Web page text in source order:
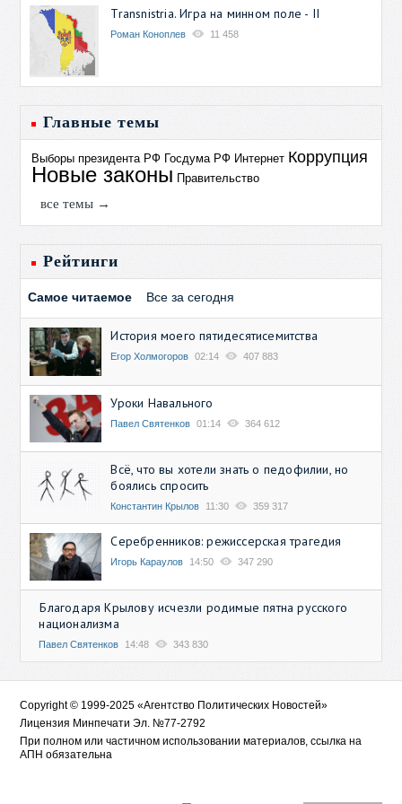
Transnistria. Игра на минном поле - II
Роман Коноплев 11 458
Главные темы
Выборы президента РФ Госдума РФ Интернет Коррупция
Новые законы Правительство
все темы →
Рейтинги
Самое читаемое Все за сегодня
История моего пятидесятисемитства
Егор Холмогоров 02:14 407 883
Уроки Навального
Павел Святенков 01:14 364 612
Всё, что вы хотели знать о педофилии, но
боялись спросить
Константин Крылов 11:30 359 317
Серебренников: режиссерская трагедия
Игорь Караулов 14:50 347 290
Благодаря Крылову исчезли родимые пятна русского
национализма
Павел Святенков 14:48 343 830
Copyright © 1999-2025 «Агентство Политических Новостей»
Лицензия Минпечати Эл. №77-2792
При полном или частичном использовании материалов, ссылка на
АПН обязательна